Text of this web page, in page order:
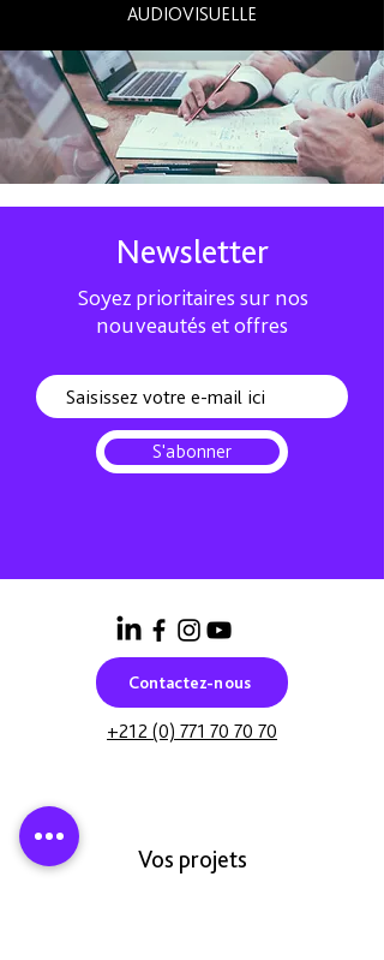
AUDIOVISUELLE
Newsletter
Soyez prioritaires sur nos
nouveautés et offres
S'abonner
Contactez-nous
+212 (0) 771 70 70 70
Vos projets